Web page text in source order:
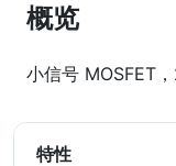
概览
小信号 MOSFET
特性